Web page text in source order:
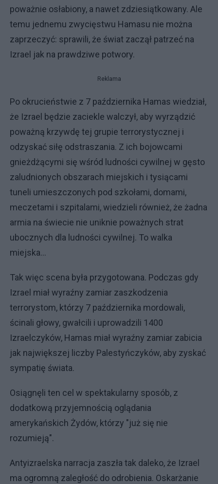
poważnie osłabiony, a nawet zdziesiątkowany. Ale
temu jednemu zwycięstwu Hamasu nie można
zaprzeczyć: sprawili, że świat zaczął patrzeć na
Izrael jak na prawdziwe potwory.
Reklama
Po okrucieństwie z 7 października Hamas wiedział,
że Izrael będzie zaciekle walczył, aby wyrządzić
poważną krzywdę tej grupie terrorystycznej i
odzyskać siłę odstraszania. Z ich bojowcami
gnieżdżącymi się wśród ludności cywilnej w gęsto
zaludnionych obszarach miejskich i tysiącami
tuneli umieszczonych pod szkołami, domami,
meczetami i szpitalami, wiedzieli również, że żadna
armia na świecie nie uniknie poważnych strat
ubocznych dla ludności cywilnej. To walka
miejska...
Tak więc scena była przygotowana. Podczas gdy
Izrael miał wyraźny zamiar zaszkodzenia
terrorystom, którzy 7 października mordowali,
ścinali głowy, gwałcili i uprowadzili 1400
Izraelczyków, Hamas miał wyraźny zamiar zabicia
jak największej liczby Palestyńczyków, aby zyskać
sympatię świata.
Osiągnęli ten cel w spektakularny sposób, z
dodatkową przyjemnością oglądania
amerykańskich Żydów, którzy "już się nie
rozumieją".
Antyizraelska narracja zaszła tak daleko, że Izrael
ma ogromną zaległość do odrobienia. Oskarżanie